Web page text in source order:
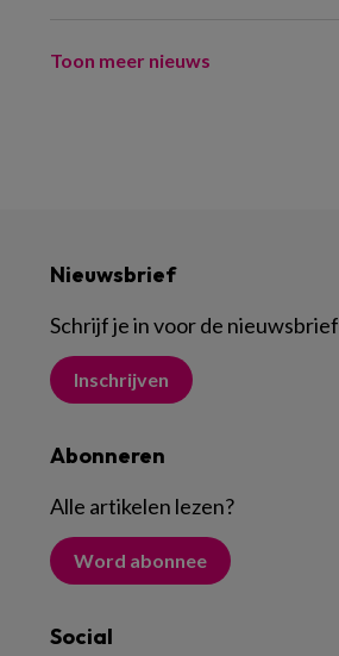
Toon meer nieuws
Nieuwsbrief
Schrijf je in voor de nieuwsbrief
Inschrijven
Abonneren
Alle artikelen lezen?
Word abonnee
Social